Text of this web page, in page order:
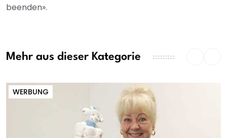
beenden».
Mehr aus dieser Kategorie
WERBUNG